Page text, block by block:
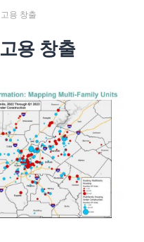
고용 창출
고용 창출